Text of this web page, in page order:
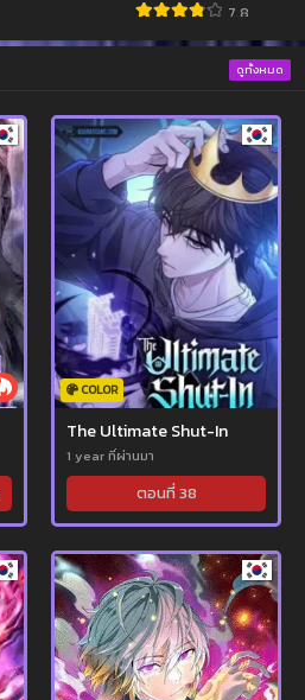
7.8
ดูทั้งหมด
COLOR
The Ultimate Shut-In
1 year ที่ผ่านมา
ตอนที่ 38